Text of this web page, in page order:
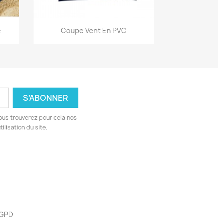
Aperçu rapide
Coupe Vent En PVC
trouverez pour cela nos
du site.